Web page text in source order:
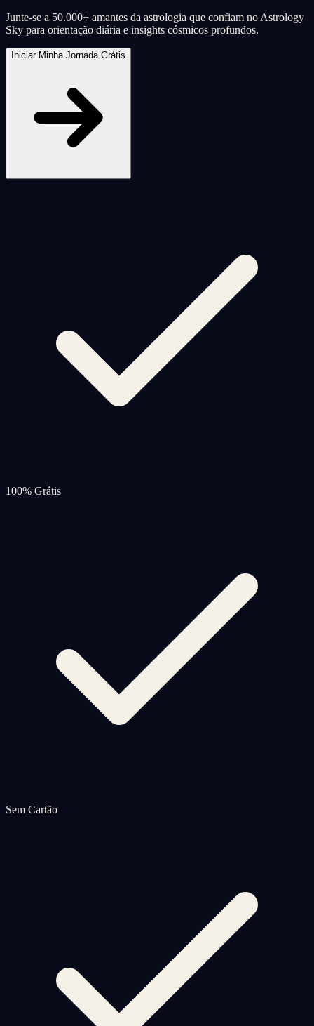
Junte-se a 50.000+ amantes da astrologia que confiam no Astrology
Sky para orientação diária e insights cósmicos profundos.
Iniciar Minha Jornada Grátis
100% Grátis
Sem Cartão